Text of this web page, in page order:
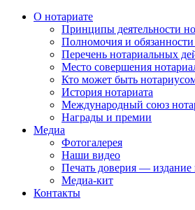
О нотариате
Принципы деятельности
Полномочия и обязанности
Перечень нотариальных
Место совершения
Кто может быть
История нотариата
Международный союз
Награды и премии
Медиа
Фотогалерея
Наши видео
Печать доверия — издание
Медиа-кит
Контакты